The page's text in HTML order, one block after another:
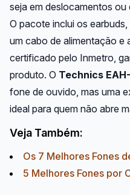
seja em deslocamentos
O pacote inclui os
um cabo de alimentação e
certificado pelo Inmetro,
produto. O Technics
fone de ouvido, mas uma
ideal para quem não abre
Veja Também:
Os 7 Melhores Fones
5 Melhores Fones por